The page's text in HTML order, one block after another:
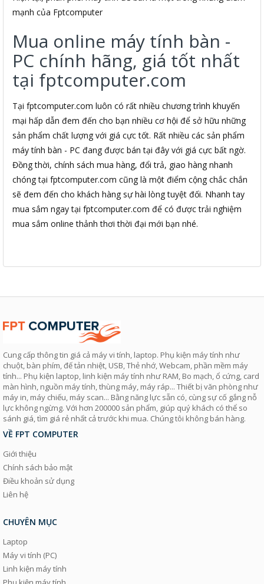
mạnh của Fptcomputer
Mua online máy tính bàn -
PC chính hãng, giá tốt nhất
tại fptcomputer.com
Tại fptcomputer.com luôn có rất nhiều chương trình khuyến
mại hấp dẫn đem đến cho bạn nhiều cơ hội để sở hữu những
sản phẩm chất lượng với giá cực tốt. Rất nhiều các sản phẩm
máy tính bàn - PC đang được bán tại đây với giá cực bất ngờ.
Đồng thời, chính sách mua hàng, đổi trả, giao hàng nhanh
chóng tại fptcomputer.com cũng là một điểm cộng chắc chắn
sẽ đem đến cho khách hàng sự hài lòng tuyệt đối. Nhanh tay
mua sắm ngay tại fptcomputer.com để có được trải nghiệm
mua sắm online thảnh thơi thời đại mới bạn nhé.
Cung cấp thông tin giá cả máy vi tính, laptop. Phụ kiện máy tính như
chuột, bàn phím, đế tản nhiệt, USB, Thẻ nhớ, Webcam, phần mềm máy
tính... Phụ kiện laptop, linh kiện máy tính như RAM, Bo mạch, ổ cứng, card
màn hình, nguồn máy tính, thùng máy, máy ráp... Thiết bị văn phòng như
máy in, máy chiếu, máy scan... Bằng năng lực sẵn có, cùng sự cố gắng nỗ
lực không ngừng. Với hơn 200000 sản phẩm, giúp quý khách có thể so
sánh giá, tìm giá rẻ nhất cả trước khi mua. Chúng tôi không bán hàng.
VỀ FPT COMPUTER
Giới thiệu
Chính sách bảo mật
Điều khoản sử dụng
Liên hệ
CHUYÊN MỤC
Laptop
Máy vi tính (PC)
Linh kiện máy tính